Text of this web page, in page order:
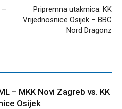
–
Pripremna utakmica: KK
Vrijednosnice Osijek – BBC
Nord Dragonz
– MKK Novi Zagreb vs. KK
Osijek